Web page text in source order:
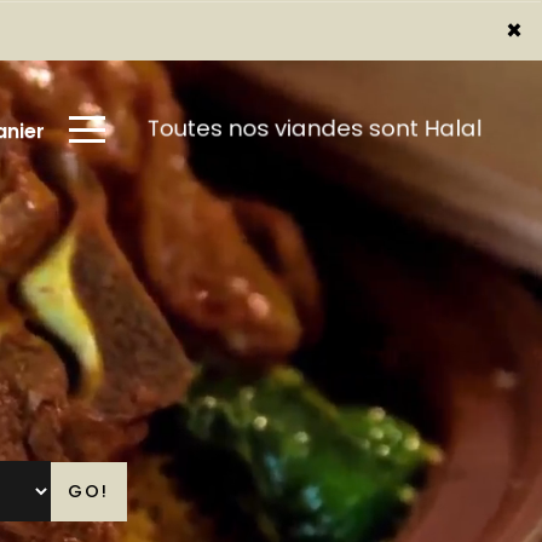
×
×
Toutes nos viandes sont Halal
GO!